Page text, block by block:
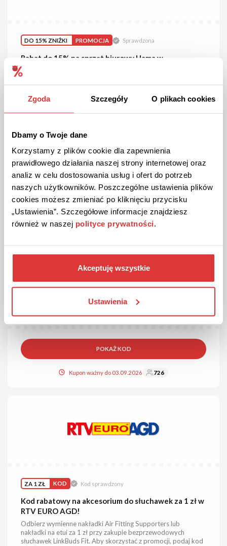
Zgoda Szczegóły O plikach cookies
Dbamy o Twoje dane
Korzystamy z plików cookie dla zapewnienia
prawidłowego działania naszej strony internetowej oraz
analiz w celu dostosowania usług i ofert do potrzeb
naszych użytkowników. Poszczególne ustawienia plików
cookies możesz zmieniać po kliknięciu przycisku
„Ustawienia”. Szczegółowe informacje znajdziesz
również w naszej polityce prywatności.
Akceptuję wszystkie
Ustawienia
DO 15% ZNIŻKI PROMOCJA Sprawdzona
Rabat do 15% na sprzęt biurowy Hama w
Komputronik!
Kupon ważny do 31.08.2026
Mega Okazje! Kod rabatowy w Media Expert!
okazji i kup już dziś! Aby skorzystać z rabatu, wpisz
POKAŻ KOD
Kupon ważny do 03.09.2026 726
ZA 1 ZŁ KOD Kod sprawdzony
Kod rabatowy na akcesorium do słuchawek za 1 zł w
RTV EURO AGD!
Odbierz wymienne nakładki Air Fitting Supporters lub
nakładki na etui za 1 zł przy zakupie bezprzewodowych
słuchawek LinkBuds Fit. Aby skorzystać z promocji, podaj kod